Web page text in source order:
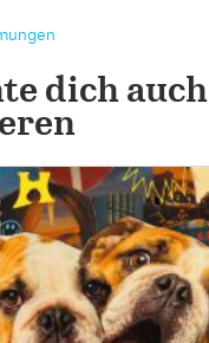
dich auch